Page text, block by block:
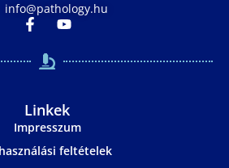
info@pathology.hu
Linkek
Impresszum
feltételek